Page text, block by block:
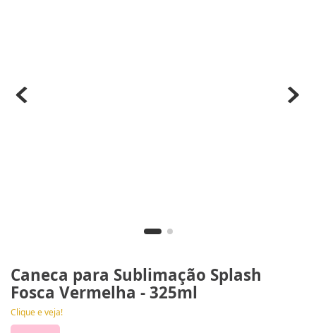
Caneca para Sublimação Splash
Fosca Vermelha - 325ml
Clique e veja!